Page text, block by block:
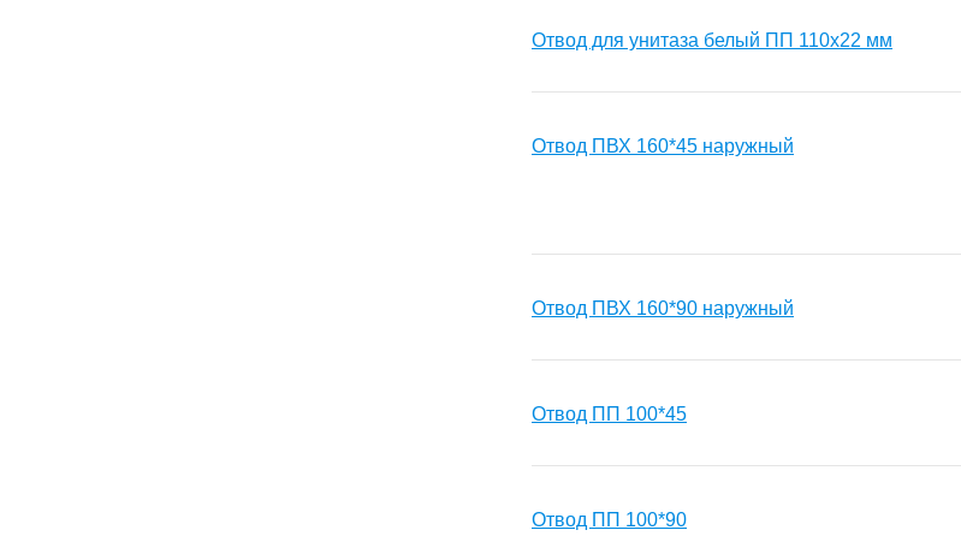
Отвод для унитаза белый ПП 110х22 мм
Отвод ПВХ 160*45 наружный
Отвод ПВХ 160*90 наружный
Отвод ПП 100*45
Отвод ПП 100*90